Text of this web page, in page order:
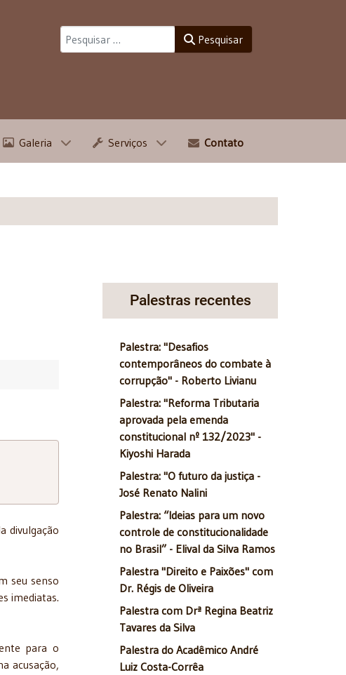
Pesquisar
Galeria Serviços Contato
divulgação
seu senso
imediatas.
para o
acusação,
Palestras recentes
Palestra: "Desafios
contemporâneos do combate à
corrupção" - Roberto Livianu
Palestra: "Reforma Tributaria
aprovada pela emenda
constitucional nº 132/2023" -
Kiyoshi Harada
Palestra: "O futuro da justiça -
José Renato Nalini
Palestra: “Ideias para um novo
controle de constitucionalidade
no Brasil” - Elival da Silva Ramos
Palestra "Direito e Paixões" com
Dr. Régis de Oliveira
Palestra com Drª Regina Beatriz
Tavares da Silva
Palestra do Acadêmico André
Luiz Costa-Corrêa